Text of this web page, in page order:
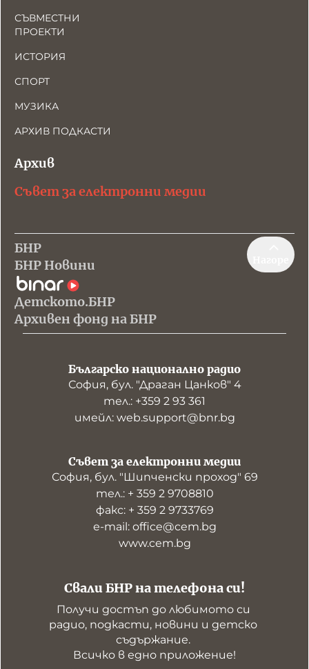
СЪВМЕСТНИ
ПРОЕКТИ
ИСТОРИЯ
СПОРТ
МУЗИКА
АРХИВ ПОДКАСТИ
Архив
Съвет за електронни медии
БНР
БНР Новини
Детското.БНР
Архивен фонд на БНР
Българско национално радио
София, бул. "Драган Цанков" 4
тел.: +359 2 93 361
имейл: web.support@bnr.bg
Свали БНР на телефона си!
Получи достъп до любимото си
радио, подкасти, новини и детско
съдържание.
Всичко в едно приложение!
Съвет за електронни медии
София, бул. "Шипченски проход" 69
тел.: + 359 2 9708810
факс: + 359 2 9733769
е-mail: office@cem.bg
www.cem.bg